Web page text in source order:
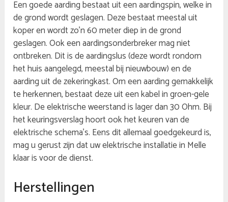
Een goede aarding bestaat uit een aardingspin, welke in
de grond wordt geslagen. Deze bestaat meestal uit
koper en wordt zo’n 60 meter diep in de grond
geslagen. Ook een aardingsonderbreker mag niet
ontbreken. Dit is de aardingslus (deze wordt rondom
het huis aangelegd, meestal bij nieuwbouw) en de
aarding uit de zekeringkast. Om een aarding gemakkelijk
te herkennen, bestaat deze uit een kabel in groen-gele
kleur. De elektrische weerstand is lager dan 30 Ohm. Bij
het keuringsverslag hoort ook het keuren van de
elektrische schema’s. Eens dit allemaal goedgekeurd is,
mag u gerust zijn dat uw elektrische installatie in Melle
klaar is voor de dienst.
Herstellingen